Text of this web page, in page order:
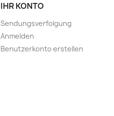
IHR KONTO
Sendungsverfolgung
Anmelden
Benutzerkonto erstellen